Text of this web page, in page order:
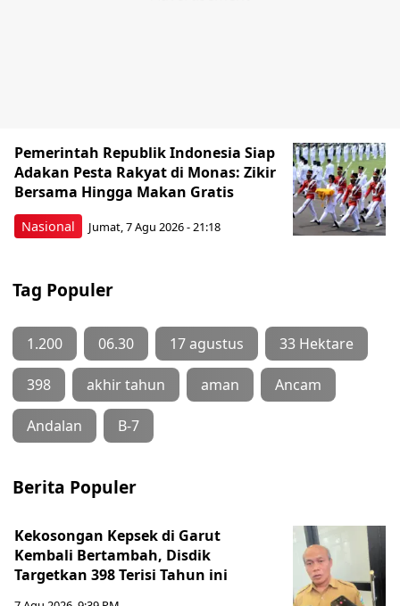
Nasional
Pemerintah Republik Indonesia Siap
Adakan Pesta Rakyat di Monas: Zikir
Bersama Hingga Makan Gratis
Jumat, 7 Agu 2026 - 21:18
Tag Populer
1.200 06.30 17 agustus 33 Hektare
398 akhir tahun aman Ancam
Andalan B-7
Berita Populer
Kekosongan Kepsek di Garut
Kembali Bertambah, Disdik
Targetkan 398 Terisi Tahun ini